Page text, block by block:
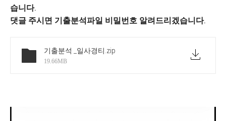
습니다.
댓글 주시면 기출분석파일 비밀번호 알려드리겠습니다.
기출분석 _일사경티 .zip
19.66MB